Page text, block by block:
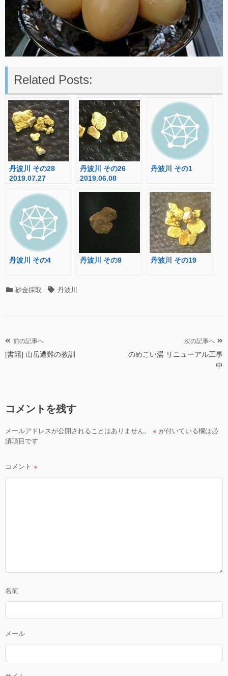
Related Posts:
丹波川 その28
2019.07.27
丹波川 その26
2019.06.08
丹波川 その1
丹波川 その4 丹波川 その9 丹波川 その19
カ 砂金採取
タ 丹波川
投
稿
ー
シ
ョ
前の記事へ
[書籍] 山岳遭難の教訓
次の記事へ
のめこい湯 リニューアル工事
中
コメントを残す
メールアドレスが公開されることはありません。 ※ が付いている欄は必
須項目です
コメント ※
名前
メール